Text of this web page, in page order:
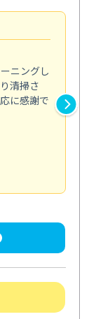
ニングし
清掃さ
に感謝で